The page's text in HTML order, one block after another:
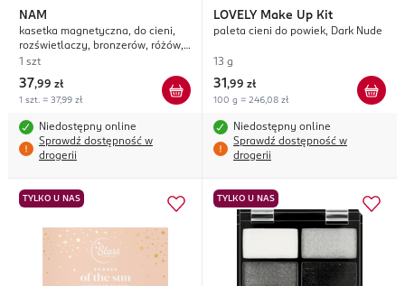
NAM
kasetka magnetyczna, do cieni,
rozświetlaczy, bronzerów, różów,
średnia
1 szt
37,99 zł
1 szt. = 37,99 zł
Niedostępny online
Sprawdź dostępność w
drogerii
LOVELY Make Up Kit
paleta cieni do powiek, Dark Nude
13 g
31 ,99 zł
100 g = 246,08 zł
Niedostępny online
Sprawdź dostępność w
drogerii
TYLKO U NAS TYLKO U NAS